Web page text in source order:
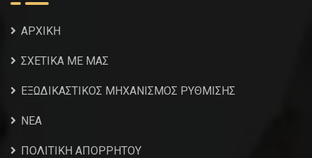
ΑΡΧΙΚΗ
ΣΧΕΤΙΚΑ ΜΕ ΜΑΣ
ΕΞΩΔΙΚΑΣΤΙΚΟΣ ΜΗΧΑΝΙΣΜΟΣ ΡΥΘΜΙΣΗΣ
NEA
ΠΟΛΙΤΙΚΗ ΑΠΟΡΡΗΤΟΥ